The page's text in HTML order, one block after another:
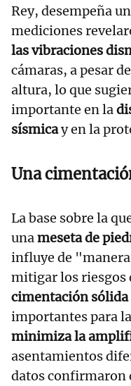
Rey, desempeña
mediciones
las vibraciones
cámaras, a pesar
altura, lo que
importante en la
sísmicay en la
Una
La base sobre la
unameseta de
influye de
mitigar los riesgos
cimentación sólida
importantes para
minimiza la
asentamientos
datos confirmaron